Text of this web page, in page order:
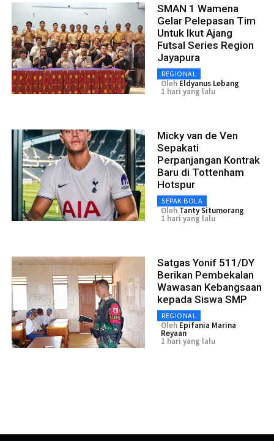
SMAN 1 Wamena
Gelar Pelepasan Tim
Untuk Ikut Ajang
Futsal Series Region
Jayapura
REGIONAL
Oleh Eldyanus Lebang
1 hari yang lalu
Micky van de Ven
Sepakati
Perpanjangan Kontrak
Baru di Tottenham
Hotspur
SEPAK BOLA
Oleh Tanty Situmorang
1 hari yang lalu
Satgas Yonif 511/DY
Berikan Pembekalan
Wawasan Kebangsaan
kepada Siswa SMP
REGIONAL
Oleh Epifania Marina
Reyaan
1 hari yang lalu